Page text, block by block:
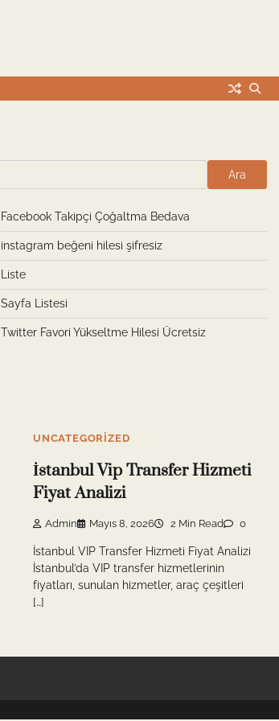
Ara
Facebook Takipçi Çoğaltma Bedava
instagram beğeni hilesi şifresiz
Liste
Sayfa Listesi
Twitter Favori Yükseltme Hilesi Ücretsiz
UNCATEGORIZED
İstanbul Vip Transfer Hizmeti
Fiyat Analizi
Admin Mayıs 8, 2026 2 Min Read 0
İstanbul VIP Transfer Hizmeti Fiyat Analizi
İstanbul’da VIP transfer hizmetlerinin
fiyatları, sunulan hizmetler, araç çeşitleri
[…]